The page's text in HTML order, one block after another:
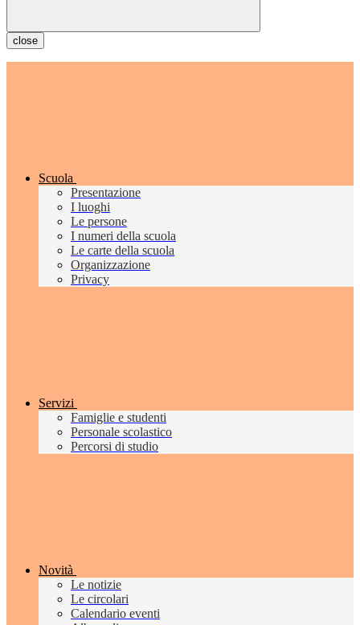
close
Scuola
Presentazione
I luoghi
Le persone
I numeri della scuola
Le carte della scuola
Organizzazione
Privacy
Servizi
Famiglie e studenti
Personale scolastico
Percorsi di studio
Novità
Le notizie
Le circolari
Calendario eventi